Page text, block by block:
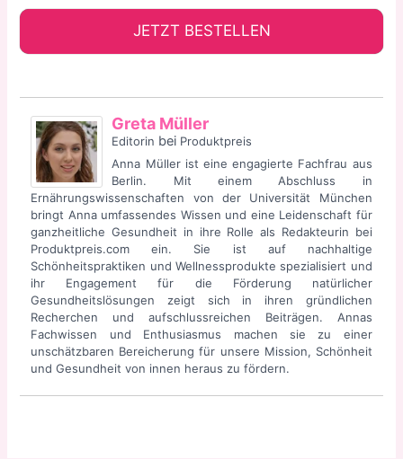
JETZT BESTELLEN
Greta Müller
Editorin bei Produktpreis
Anna Müller ist eine engagierte Fachfrau aus
Berlin. Mit einem Abschluss in
Ernährungswissenschaften von der Universität München
bringt Anna umfassendes Wissen und eine Leidenschaft für
ganzheitliche Gesundheit in ihre Rolle als Redakteurin bei
Produktpreis.com ein. Sie ist auf nachhaltige
Schönheitspraktiken und Wellnessprodukte spezialisiert und
ihr Engagement für die Förderung natürlicher
Gesundheitslösungen zeigt sich in ihren gründlichen
Recherchen und aufschlussreichen Beiträgen. Annas
Fachwissen und Enthusiasmus machen sie zu einer
unschätzbaren Bereicherung für unsere Mission, Schönheit
und Gesundheit von innen heraus zu fördern.